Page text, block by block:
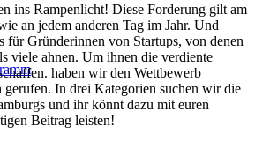
ins Rampenlicht! Diese Forderung gilt am
an jedem anderen Tag im Jahr. Und
für Gründerinnen von Startups, von denen
viele ahnen. Um ihnen die verdiente
haben wir den Wettbewerb
gerufen. In drei Kategorien suchen wir die
und ihr könnt dazu mit euren
Beitrag leisten!